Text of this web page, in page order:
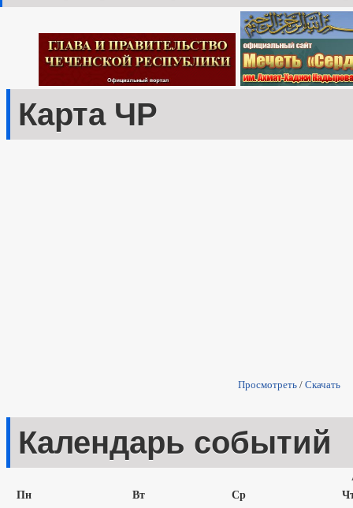
Карта ЧР
Просмотреть / Скачать
Календарь событий
Пн
Вт Ср